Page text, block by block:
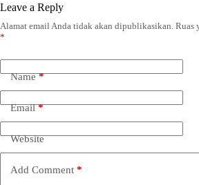
Leave a Reply
Alamat email Anda tidak akan dipublikasikan. Ruas
*
Name*
Email*
Website
Add Comment *